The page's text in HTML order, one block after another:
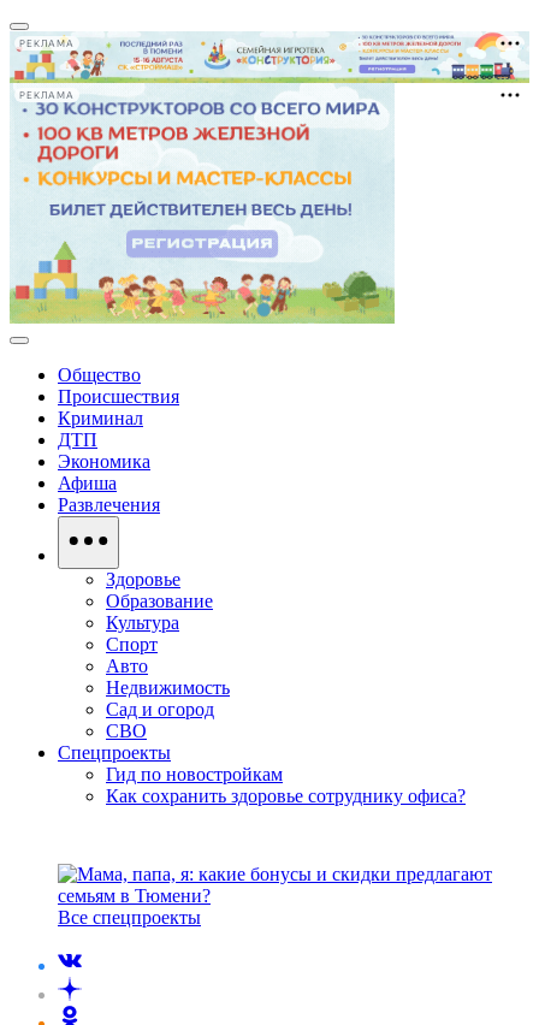
РЕКЛАМА
РЕКЛАМА
Общество
Происшествия
Криминал
ДТП
Экономика
Афиша
Развлечения
Здоровье
Образование
Культура
Спорт
Авто
Недвижимость
Сад и огород
СВО
Спецпроекты
Гид по новостройкам
Как сохранить здоровье сотруднику офиса?
Все спецпроекты